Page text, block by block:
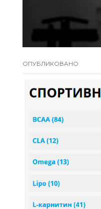
ОПУБЛИКОВАНО